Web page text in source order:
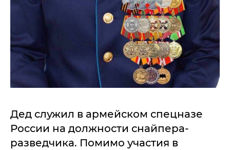
Дед служил в армейском спецназе
России на должности снайпера-
разведчика. Помимо участия в